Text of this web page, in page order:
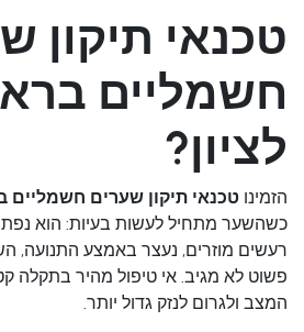
טכנאי תיקון
חשמליים
לציון?
הזמינו טכנאי תיקון שערים חשמליים
כשהשער מתחיל לעשות בעיות: הוא
רעשים מוזרים, נעצר באמצע התנועה,
פשוט לא מגיב. אי טיפול מהיר בתקלה
המצב ולגרום לנזק גדול יותר.